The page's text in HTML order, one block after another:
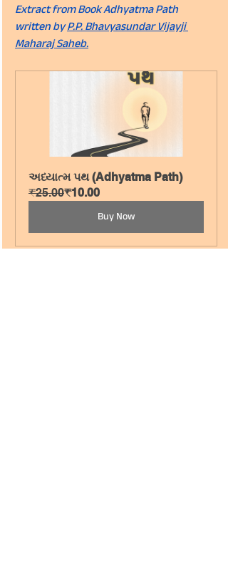
Extract from Book Adhyatma Path
written by P.P. Bhavyasundar Vijayji
Maharaj Saheb.
અધ્યાત્મ પથ (Adhyatma Path)
₹25.00₹10.00
Buy Now